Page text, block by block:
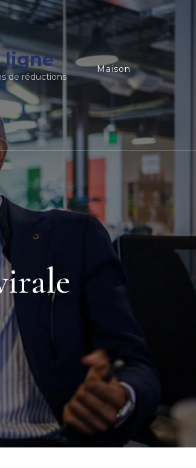
ligne
de réductions
Maison